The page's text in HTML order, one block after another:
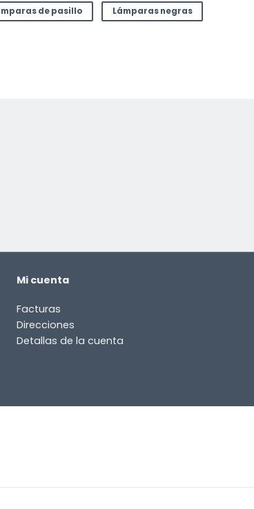
de pasillo Lámparas negras
Mi cuenta
Facturas
Direcciones
Detallas de la cuenta